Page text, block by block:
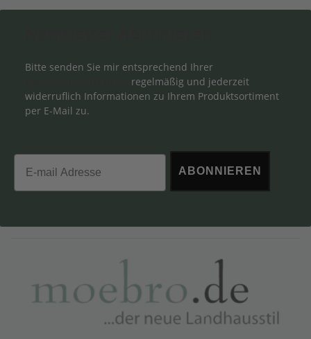
Bitte senden Sie mir entsprechend Ihrer
regelmäßig und jederzeit
widerruflich Informationen zu Ihrem Produktsortiment
per E-Mail zu.
Email
ABONNIEREN